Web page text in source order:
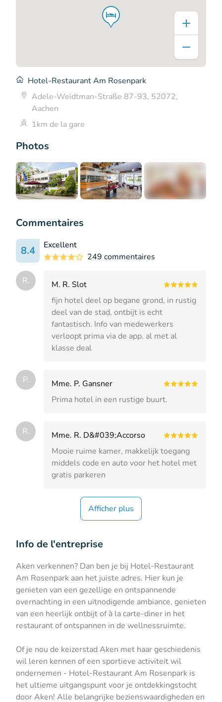
Photos
Commentaires
8.4
Excellent
249 commentaires
R.
M. R. Slot
fijn hotel deel op begane grond, in rustig
deel van de stad, ontbijt is echt
fantastisch. Info van medewerkers
verloopt prima via de app. al met al
klasse deal
P.
Mme. P. Gansner
Prima hotel in een rustige buurt.
R.
Mme. R. D&#039;Accorso
Mooie ruime kamer, makkelijk toegang
middels code en auto voor het hotel met
gratis parkeren
Afficher plus
Hotel-Restaurant Am Rosenpark
Adele-Weidtman-Straße 87-93, 52072,
Aachen
1km de la gare
Info de l'entreprise
Aken verkennen? Dan ben je bij Hotel-Restaurant
Am Rosenpark aan het juiste adres. Hier kun je
genieten van een gezellige en ontspannende
overnachting in een uitnodigende ambiance, genieten
van een heerlijk ontbijt of à la carte-diner in het
restaurant of ontspannen in de wellnessruimte.
Of je nou de keizerstad Aken met haar geschiedenis
wil leren kennen of een sportieve activiteit wil
ondernemen - Hotel-Restaurant Am Rosenpark is
het ultieme uitgangspunt voor je ontdekkingstocht
door Aken! Alle belangrijke bezienswaardigheden en